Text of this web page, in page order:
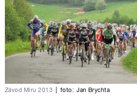
Závod Míru 2013 foto: Jan Brychta